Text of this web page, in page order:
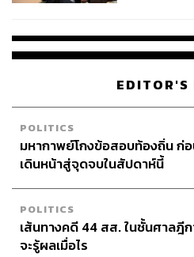
TAGS: เกรียงไกร​ แก้วเกตุ กระท
แอปพลิเคชัน
ศักดิ์สยาม ชิ
คนขับแท็กซี่
COVID-19
สมาพันธ์แรงงานแท็กซี่ไทย
EDITOR'S
POLITICS
มหากาพย์โกงข้อสอบท้องถิ่น ก่
เดินหน้าสู่จุดจบในสัปดาห์นี้
POLITICS
เส้นทางคดี 44 สส. ในชั้นศาลฎี
จะรู้ผลเมื่อไร